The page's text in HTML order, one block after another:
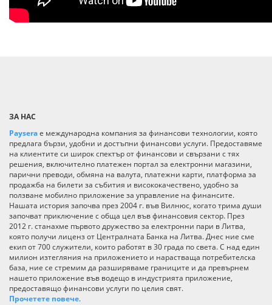
ЗА НАС
Payseraе международна компания за финансови технологии, която
предлага бързи, удобни и достъпни финансови услуги. Предоставяме
на клиентите си широк спектър от финансови и свързани с тях
решения, включително платежен портал за електронни магазини,
парични преводи, обмяна на валута, платежни карти, платформа за
продажба на билети за събития и висококачествено, удобно за
ползване мобилно приложение за управление на финансите.
Нашата история започва през 2004 г. във Вилнюс, когато трима души
започват приключение с обща цел във финансовия сектор. През
2012 г. станахме първото дружество за електронни пари в Литва,
която получи лиценз от Централната Банка на Литва. Днес ние сме
екип от 700 служители, които работят в 30 града по света. С над един
милион изтегляния на приложението и нарастваща потребителска
база, ние се стремим да разширяваме границите и да превърнем
нашето приложение във водещо в индустрията приложение,
предоставящо финансови услуги по целия свят.
Прочетете повече.